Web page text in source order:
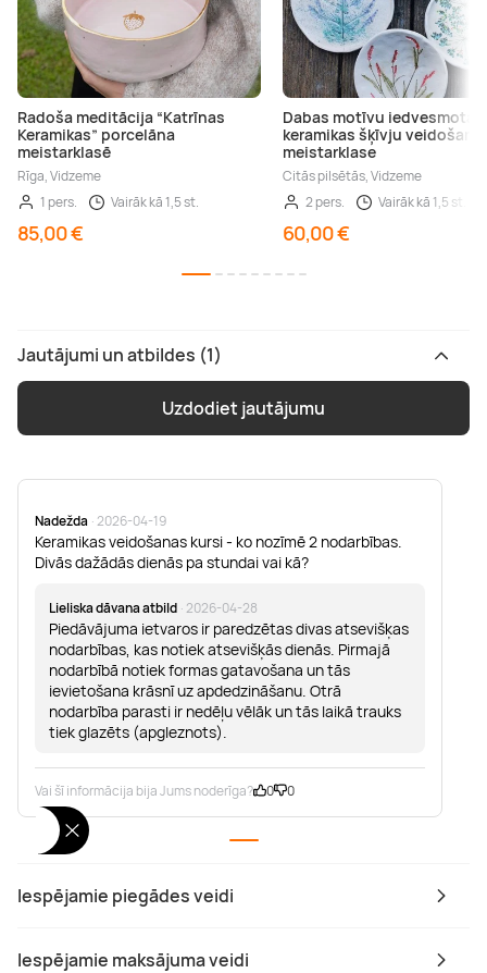
Iespējamie piegādes veidi
Iespējamie maksājuma veidi
Radoša meditācija “Katrīnas
Keramikas” porcelāna
meistarklasē
Rīga, Vidzeme
1 pers.
Vairāk kā 1,5 st.
85,00 €
Dabas motīvu iedvesmota
keramikas šķīvju
meistarklase
Citās pilsētās, Vidzeme
2 pers.
Vairāk kā 1,5 st.
60,00 €
Jautājumi un atbildes (1)
Uzdodiet jautājumu
Nadežda · 2026-04-19
Keramikas veidošanas kursi - ko nozīmē 2 nodarbības.
Divās dažādās dienās pa stundai vai kā?
Lieliska dāvana atbild · 2026-04-28
Piedāvājuma ietvaros ir paredzētas divas atsevišķas
nodarbības, kas notiek atsevišķās dienās. Pirmajā
nodarbībā notiek formas gatavošana un tās
ievietošana krāsnī uz apdedzināšanu. Otrā
nodarbība parasti ir nedēļu vēlāk un tās laikā trauks
tiek glazēts (apgleznots).
Vai šī informācija bija Jums noderīga? 0 0